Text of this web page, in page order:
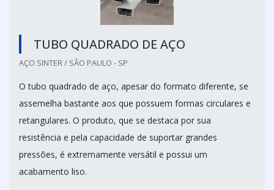
TUBO QUADRADO DE AÇO
AÇO SINTER / SÃO PAULO - SP
O tubo quadrado de aço, apesar do formato diferente, se
assemelha bastante aos que possuem formas circulares e
retangulares. O produto, que se destaca por sua
resistência e pela capacidade de suportar grandes
pressões, é extremamente versátil e possui um
acabamento liso.